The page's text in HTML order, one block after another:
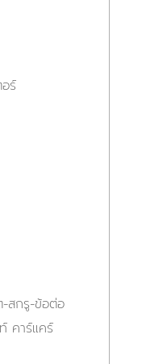
ร์
สกรู-ข้อต่อ
คาร์แคร์